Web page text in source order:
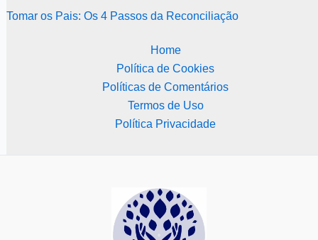
Tomar os Pais: Os 4 Passos da Reconciliação
Home
Política de Cookies
Políticas de Comentários
Termos de Uso
Política Privacidade